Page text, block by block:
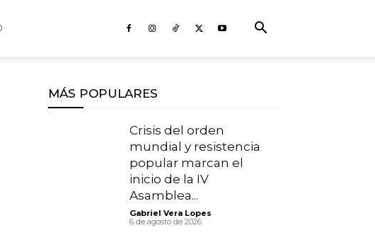
MÁS POPULARES
Crisis del orden
mundial y resistencia
popular marcan el
inicio de la IV
Asamblea...
Gabriel Vera Lopes -
6 de agosto de 2026